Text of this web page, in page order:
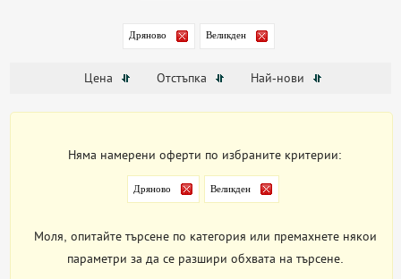
Дряново Великден
Цена Отстъпка Най-нови
Няма намерени оферти по избраните критерии:
Дряново Великден
Моля, опитайте търсене по категория или премахнете някои
параметри за да се разшири обхвата на търсене.